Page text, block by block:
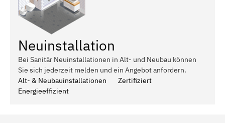
Neuinstallation
Bei Sanitär Neuinstallationen in Alt- und Neubau können
Sie sich jederzeit melden und ein Angebot anfordern.
Alt- & Neubauinstallationen
Zertifiziert
Energieeffizient